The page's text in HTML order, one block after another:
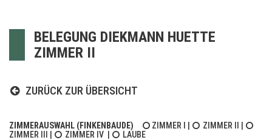
BELEGUNG DIEKMANN HUETTE
ZIMMER II
ZURÜCK ZUR ÜBERSICHT
ZIMMERAUSWAHL (FINKENBAUDE) ZIMMER I ZIMMER II
ZIMMER III
ZIMMER IV
LAUBE